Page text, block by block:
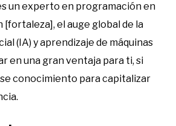
un experto en programación en
[fortaleza], el auge global de la
(IA) y aprendizaje de máquinas
en una gran ventaja para ti, si
conocimiento para capitalizar